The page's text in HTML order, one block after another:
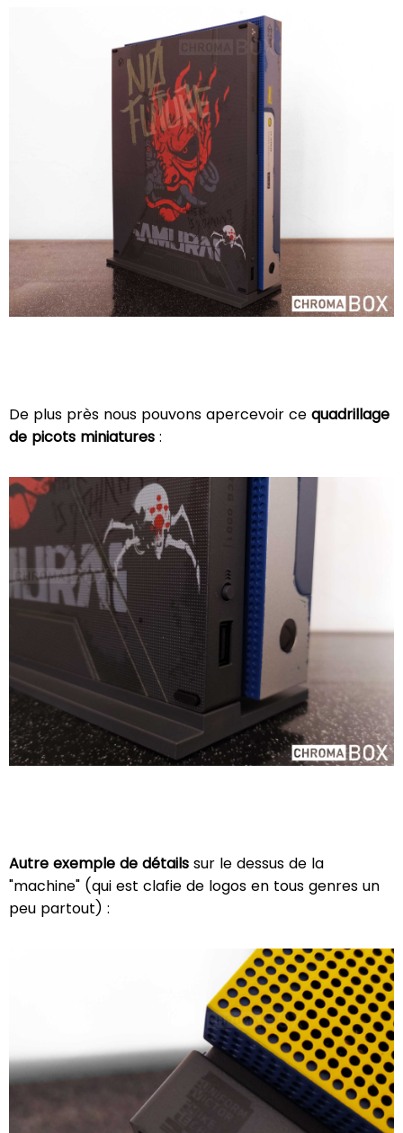
De plus près nous pouvons apercevoir ce quadrillage
de picots miniatures :
Autre exemple de détails sur le dessus de la
"machine" (qui est clafie de logos en tous genres un
peu partout) :